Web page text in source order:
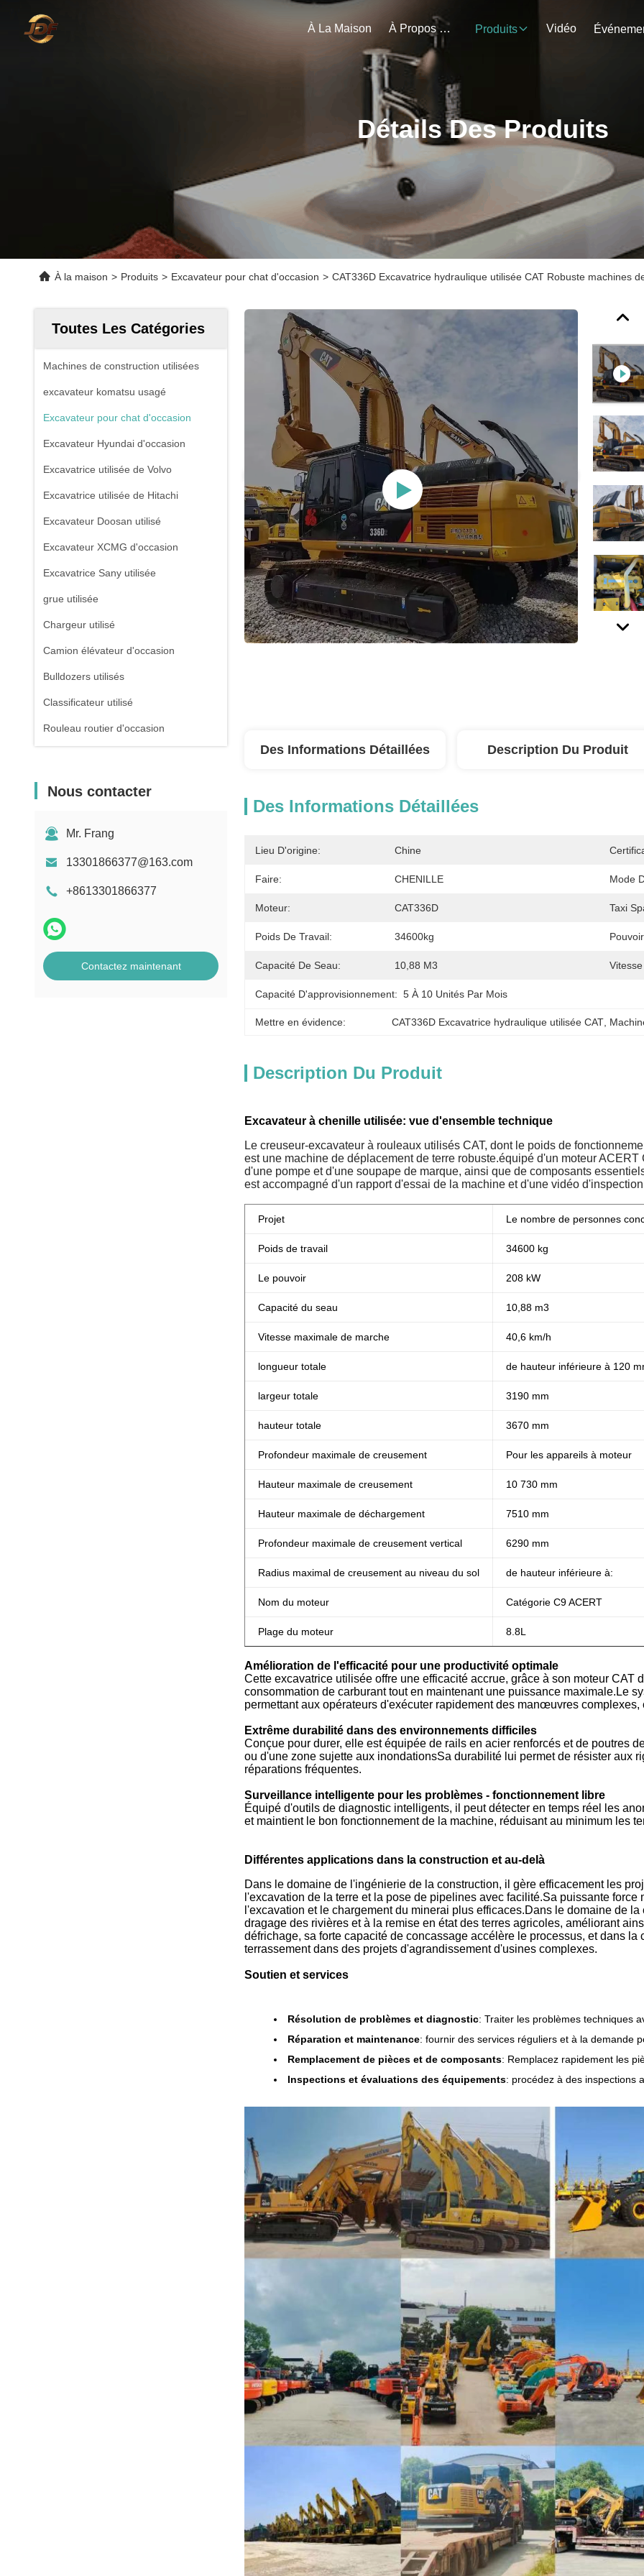
À La Maison À Propos De Nous Produits Vidéo
Détails Des Produits
À la maison > Produits > Excavateur pour chat d'occasion > CAT336D Excavatrice hydraulique utilisée CAT Robuste machines
Toutes Les Catégories
Machines de construction utilisées
excavateur komatsu usagé
Excavateur pour chat d'occasion
Excavateur Hyundai d'occasion
Excavatrice utilisée de Volvo
Excavatrice utilisée de Hitachi
Excavateur Doosan utilisé
Excavateur XCMG d'occasion
Excavatrice Sany utilisée
grue utilisée
Chargeur utilisé
Camion élévateur d'occasion
Bulldozers utilisés
Classificateur utilisé
Rouleau routier d'occasion
Nous contacter
Mr. Frang
13301866377@163.com
+8613301866377
Contactez maintenant
Des Informations Détaillées Description Du Produit
Des Informations Détaillées
Lieu D'origine: Chine
Faire: CHENILLE Mode
Moteur: CAT336D Taxi
Poids De Travail: 34600kg
Capacité De Seau: 10,88 M3
Capacité D'approvisionnement: 5 À 10 Unités Par Mois
Mettre en évidence: CAT336D Excavatrice hydraulique utilisée CAT,
Description Du Produit
Excavateur à chenille utilisée: vue d'ensemble technique
Le creuseur-excavateur à rouleaux utilisés CAT, dont le poids de
est une machine de déplacement de terre robuste.équipé d'un moteur
d'une pompe et d'une soupape de marque, ainsi que de composants
est accompagné d'un rapport d'essai de la machine et d'une vidéo
Projet Le nombre de personnes
Poids de travail 34600 kg
Le pouvoir 208 kW
Capacité du seau 10,88 m3
Vitesse maximale de marche 40,6 km/h
longueur totale de hauteur inférieure à 120
largeur totale 3190 mm
hauteur totale 3670 mm
Profondeur maximale de creusement Pour les appareils à moteur
Hauteur maximale de creusement 10 730 mm
Hauteur maximale de déchargement 7510 mm
Profondeur maximale de creusement vertical 6290 mm
Radius maximal de creusement au niveau du sol de hauteur inférieure à:
Nom du moteur Catégorie C9 ACERT
Plage du moteur 8.8L
Amélioration de l'efficacité pour une productivité optimale
Cette excavatrice utilisée offre une efficacité accrue, grâce à son moteur
consommation de carburant tout en maintenant une puissance maximale.Le
permettant aux opérateurs d'exécuter rapidement des manœuvres
Extrême durabilité dans des environnements difficiles
Conçue pour durer, elle est équipée de rails en acier renforcés et de poutres
ou d'une zone sujette aux inondationsSa durabilité lui permet de résister aux
réparations fréquentes.
Surveillance intelligente pour les problèmes - fonctionnement libre
Équipé d'outils de diagnostic intelligents, il peut détecter en temps réel les
et maintient le bon fonctionnement de la machine, réduisant au minimum les
Différentes applications dans la construction et au-delà
Dans le domaine de l'ingénierie de la construction, il gère efficacement les
l'excavation de la terre et la pose de pipelines avec facilité.Sa puissante
l'excavation et le chargement du minerai plus efficaces.Dans le domaine de
dragage des rivières et à la remise en état des terres agricoles, améliorant
défrichage, sa forte capacité de concassage accélère le processus, et dans
terrassement dans des projets d'agrandissement d'usines complexes.
Soutien et services
Résolution de problèmes et diagnostic: Traiter les problèmes techniques
Réparation et maintenance: fournir des services réguliers et à la demande
Remplacement de pièces et de composants: Remplacez rapidement les
Inspections et évaluations des équipements: procédez à des inspections